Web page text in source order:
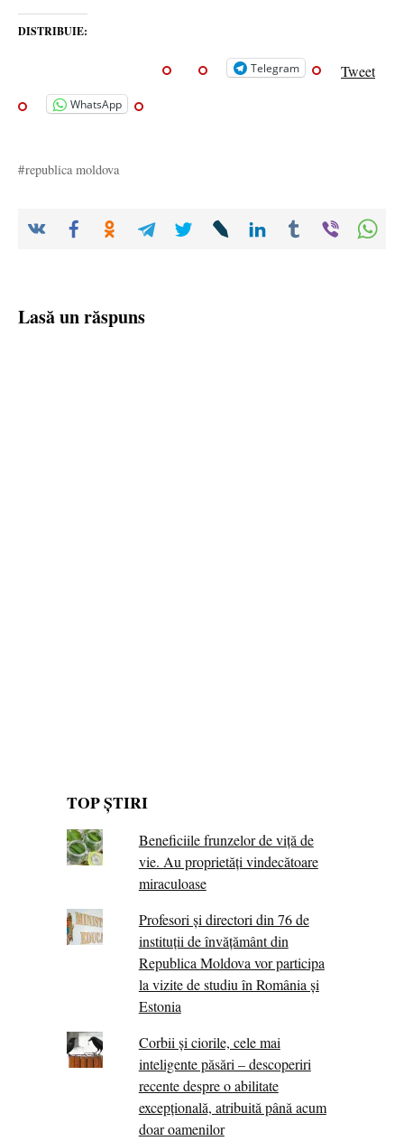
DISTRIBUIE:
Telegram Tweet
WhatsApp
republica moldova
Lasă un răspuns
TOP ȘTIRI
Beneficiile frunzelor de viță de
vie. Au proprietăţi vindecătoare
miraculoase
Profesori și directori din 76 de
instituții de învățământ din
Republica Moldova vor participa
la vizite de studiu în România și
Estonia
Corbii şi ciorile, cele mai
inteligente păsări – descoperiri
recente despre o abilitate
excepţională, atribuită până acum
doar oamenilor